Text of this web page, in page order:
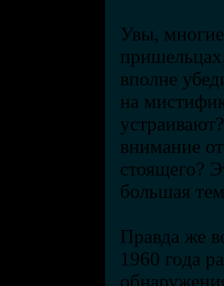
Увы,
вполне
на
внимание
стоящего?
большая
Правда же
1960 года